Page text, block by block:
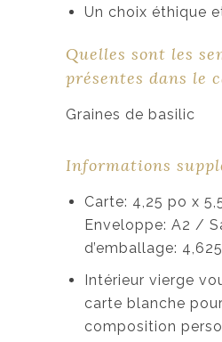
Un choix éthique
Quelles sont les
présentes dans le
Graines de basilic
Informations
Carte: 4,25 po x
Enveloppe: A2 /
d’emballage:
Intérieur vierge
carte blanche
composition